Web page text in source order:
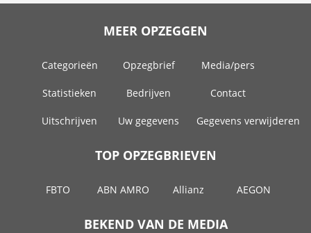
MEER OPZEGGEN
Categorieën Opzegbrief Media/pers
Statistieken Bedrijven Contact
Uitschrijven Uw gegevens Gegevens verwijderen
TOP OPZEGBRIEVEN
FBTO ABN AMRO Allianz AEGON
BEKEND VAN DE MEDIA